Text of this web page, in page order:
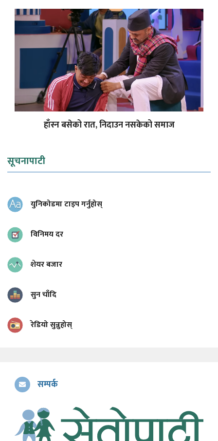
हाँस्न बसेको रात, निदाउन नसकेको समाज
सूचनापाटी
युनिकोडमा टाइप गर्नुहोस्
विनिमय दर
शेयर बजार
सुन चाँदि
रेडियो सुन्नुहोस्
सम्पर्क